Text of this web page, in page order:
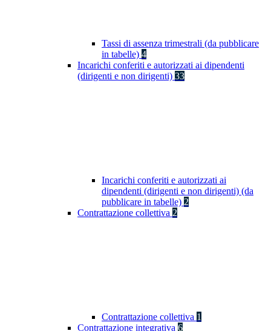
Tassi di assenza trimestrali (da pubblicare
in tabelle) 4
Incarichi conferiti e autorizzati ai dipendenti
(dirigenti e non dirigenti) 33
Incarichi conferiti e autorizzati ai
dipendenti (dirigenti e non dirigenti) (da
pubblicare in tabelle) 2
Contrattazione collettiva 2
Contrattazione collettiva 1
Contrattazione integrativa 6